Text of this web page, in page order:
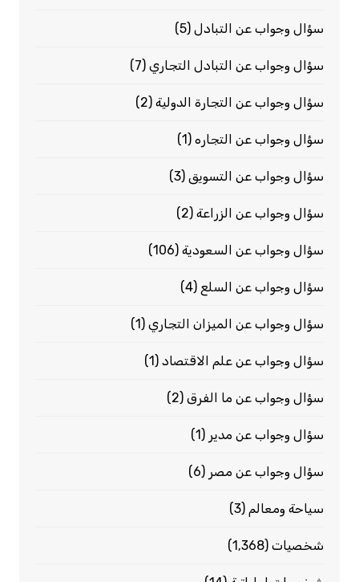
سؤال وجواب عن التبادل(5)
سؤال وجواب عن التبادل التجاري(7)
سؤال وجواب عن التجارة الدولية(2)
سؤال وجواب عن التجاره(1)
سؤال وجواب عن التسويق(3)
سؤال وجواب عن الزراعة(2)
سؤال وجواب عن السعودية(106)
سؤال وجواب عن السلع (4)
سؤال وجواب عن الميزان التجاري(1)
سؤال وجواب عن علم الاقتصاد(1)
سؤال وجواب عن ما الفرق(2)
سؤال وجواب عن مدير (1)
سؤال وجواب عن مصر (6)
سياحة ومعالم (3)
شخصيات(1٬368)